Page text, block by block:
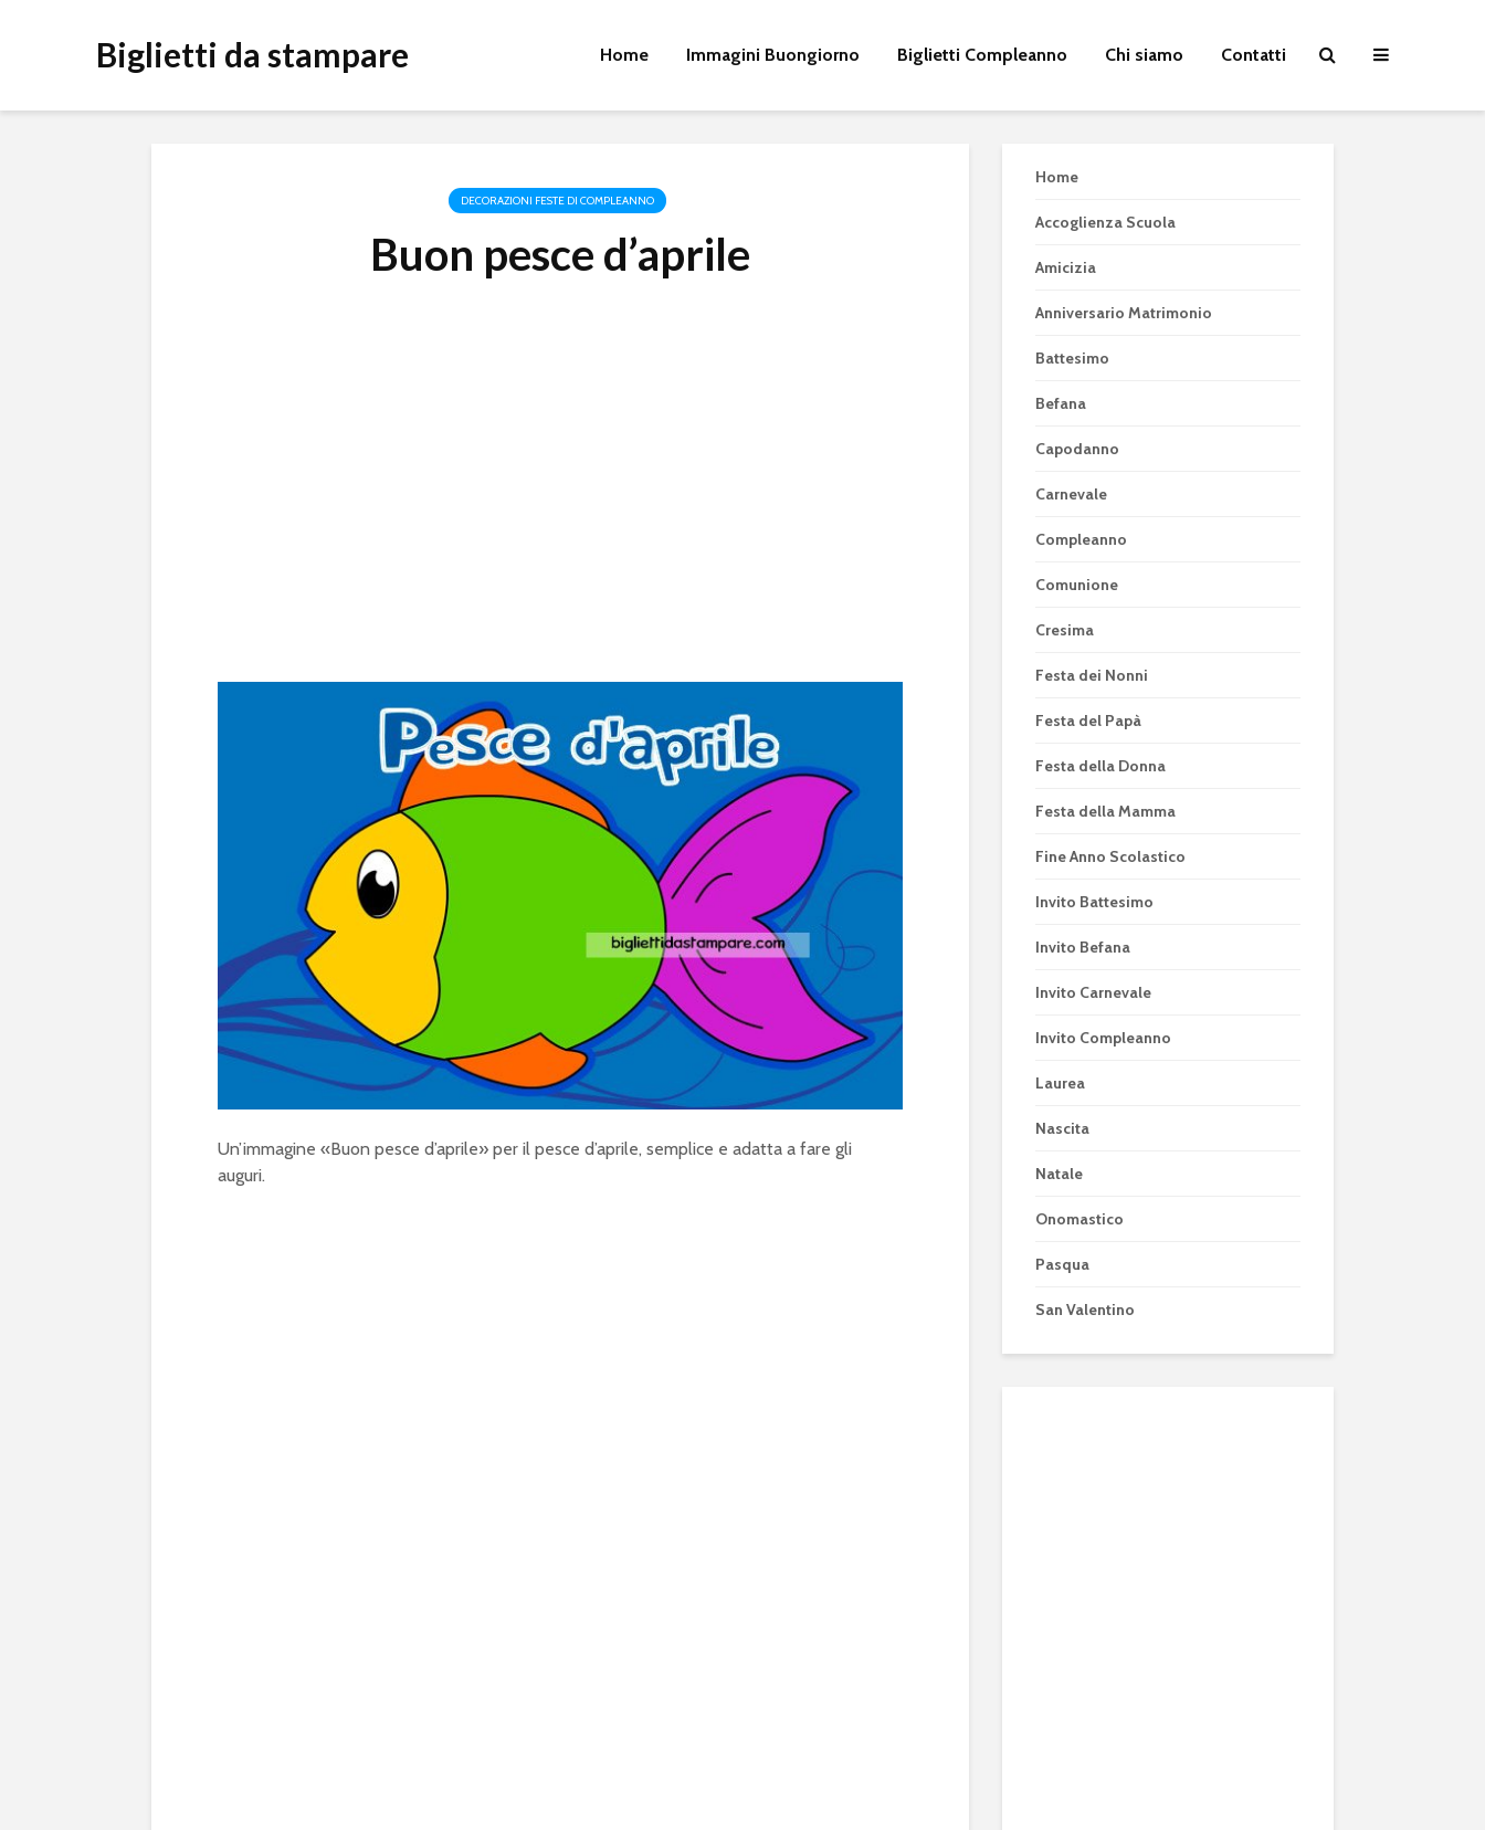
Biglietti da stampare Home Immagini Buongiorno Biglietti Compleanno Chi siamo Contatti
DECORAZIONI FESTE DI COMPLEANNO
Buon pesce d’aprile
Un’immagine «Buon pesce d’aprile» per il pesce d’aprile, semplice e adatta a fare gli
auguri.
Home
Accoglienza Scuola
Amicizia
Anniversario Matrimonio
Battesimo
Befana
Capodanno
Carnevale
Compleanno
Comunione
Cresima
Festa dei Nonni
Festa del Papà
Festa della Donna
Festa della Mamma
Fine Anno Scolastico
Invito Battesimo
Invito Befana
Invito Carnevale
Invito Compleanno
Laurea
Nascita
Natale
Onomastico
Pasqua
San Valentino